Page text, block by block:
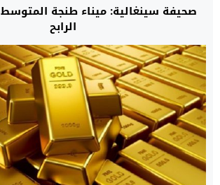
صحيفة سينغالية: ميناء طنجة
الرابح